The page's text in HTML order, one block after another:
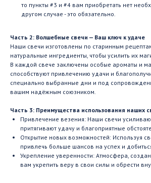
то пункты #3 и #4 вам приобретать нет
другом случае - это обязательно.
Часть 2: Волшебные свечи — Ваш ключ к удаче
Наши свечи изготовлены по старинным
натуральные ингредиенты, чтобы усилить их
В каждой свече заключены особые ароматы и
способствуют привлечению удачи и
специально выбранные дни и под
вашим надёжным союзником.
Часть 3: Преимущества использования наших
Привлечение везения: Наши свечи
притягивают удачу и благоприятные
Открытие новых возможностей: Используя
привлечь больше шансов на успех и
Укрепление уверенности: Атмосфера,
вам укрепить веру в свои силы и обрести